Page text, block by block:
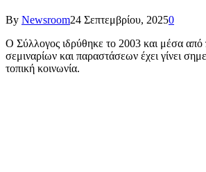
By Newsroom24 Σεπτεμβρίου, 20250
Ο Σύλλογος ιδρύθηκε το 2003 και μέσα
σεμιναρίων και παραστάσεων έχει γίνει
τοπική κοινωνία.